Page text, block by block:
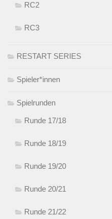
RC2
RC3
RESTART SERIES
Spieler*innen
Spielrunden
Runde 17/18
Runde 18/19
Runde 19/20
Runde 20/21
Runde 21/22